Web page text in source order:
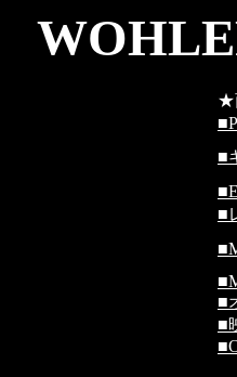
★
■
■
■
■
■
■
■
■
■